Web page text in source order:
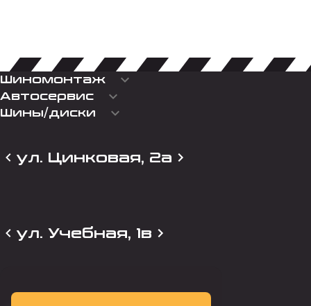
Шиномонтаж keyboard_arrow_down
Автосервис keyboard_arrow_down
Шины/диски keyboard_arrow_down
ул. Цинковая, 2а
ул. Учебная, 1в